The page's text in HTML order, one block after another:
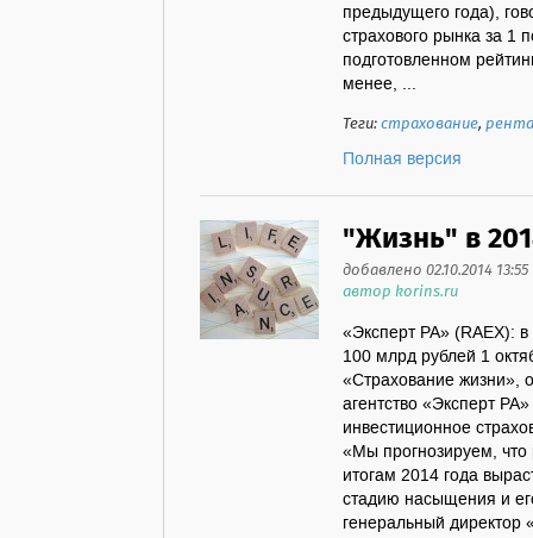
предыдущего года),
страхового рынка за 1
подготовленном
менее, ...
Теги:страхование,
Полная версия
"Жизнь" в
добавлено 02.10.2014 13:55
автор korins.ru
«Эксперт РА» (RAEX):
100 млрд рублей 1
«Страхование жизни»,
агентство «Эксперт
инвестиционное
«Мы прогнозируем, что
итогам 2014 года
стадию насыщения и
генеральный директор